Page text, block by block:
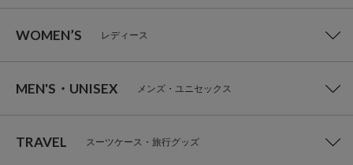
WOMEN’S レディース
MEN'S・UNISEX メンズ・ユニセックス
TRAVEL スーツケース・旅行グッズ